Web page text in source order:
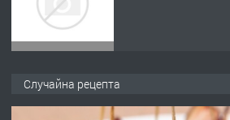
Случайна рецепта